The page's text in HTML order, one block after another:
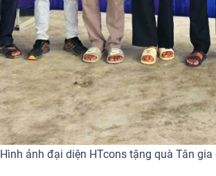
Hình ảnh đại diện HTcons tặng quà Tân gia